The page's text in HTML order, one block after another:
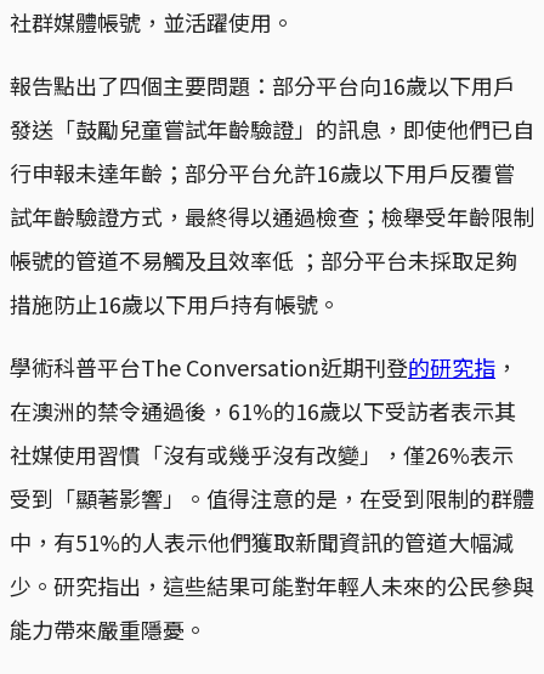
社群媒體帳號，並活躍使用。
報告點出了四個主要問題：部分平台向16歲以下用戶
發送「鼓勵兒童嘗試年齡驗證」的訊息，即使他們已自
行申報未達年齡；部分平台允許16歲以下用戶反覆嘗
試年齡驗證方式，最終得以通過檢查；檢舉受年齡限制
帳號的管道不易觸及且效率低 ；部分平台未採取足夠
措施防止16歲以下用戶持有帳號。
學術科普平台The Conversation近期刊登的研究指 ，
在澳洲的禁令通過後，61%的16歲以下受訪者表示其
社媒使用習慣「沒有或幾乎沒有改變」，僅26%表示
受到「顯著影響」。值得注意的是，在受到限制的群體
中，有51%的人表示他們獲取新聞資訊的管道大幅減
少。研究指出，這些結果可能對年輕人未來的公民參與
能力帶來嚴重隱憂。